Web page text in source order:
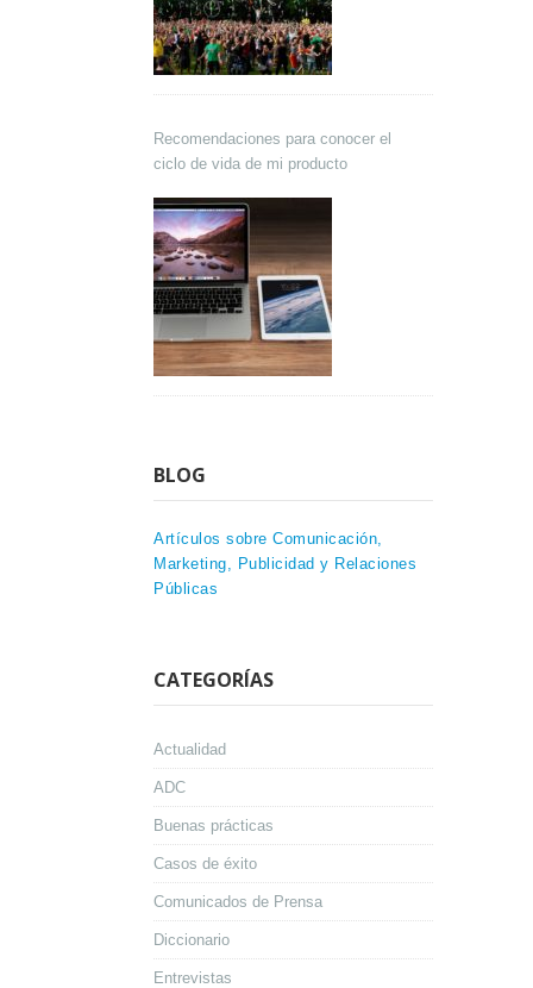
Recomendaciones para conocer el
ciclo de vida de mi producto
BLOG
Artículos sobre Comunicación,
Marketing, Publicidad y Relaciones
Públicas
CATEGORÍAS
Actualidad
ADC
Buenas prácticas
Casos de éxito
Comunicados de Prensa
Diccionario
Entrevistas